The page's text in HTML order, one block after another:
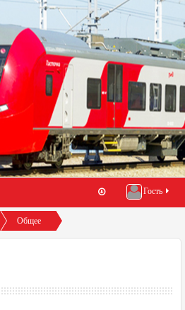
Гость
Помощь по работе с порталом
Общее